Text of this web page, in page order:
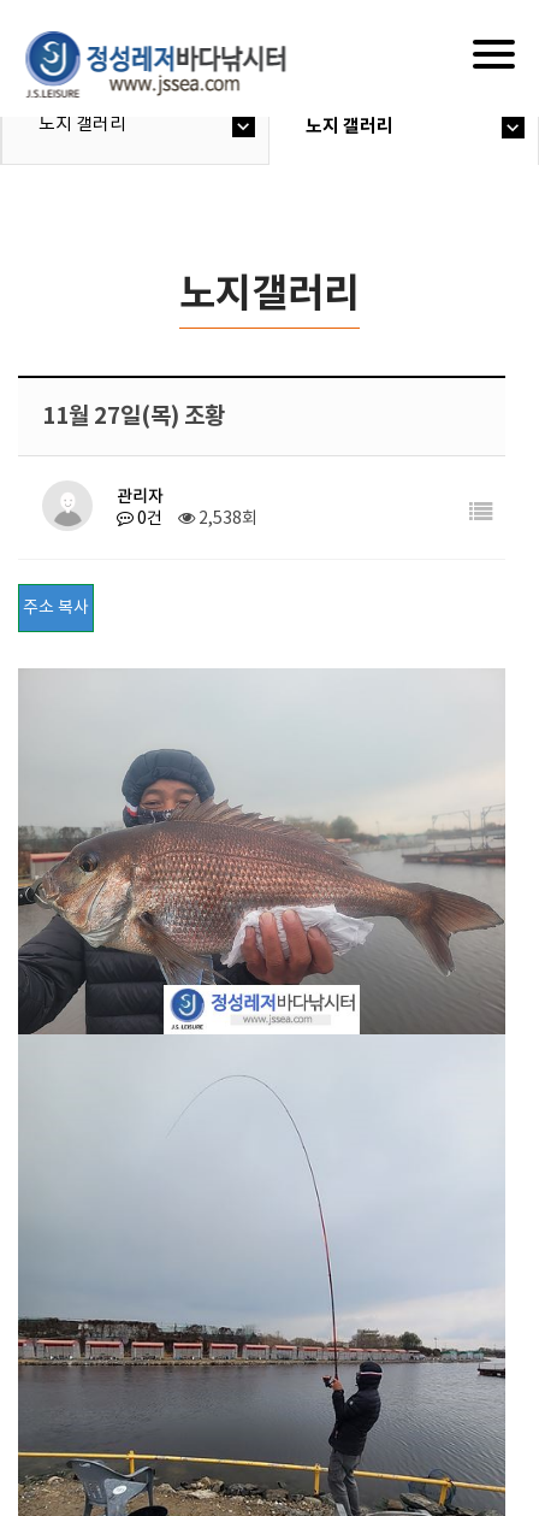
노지 갤러리 노지 갤러리
노지갤러리
11월 27일(목) 조황
관리자
0건 2,538회
주소 복사